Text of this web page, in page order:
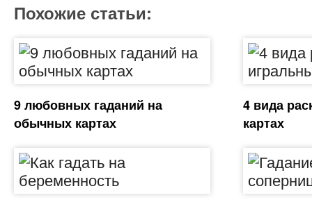
Похожие статьи:
9 любовных гаданий на
обычных картах
4 вида
картах